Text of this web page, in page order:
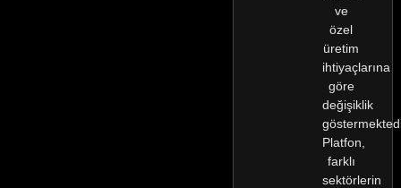
ve
özel
üretim
ihtiyaçlarına
göre
değişiklik
Platfon,
farklı
sektörlerin